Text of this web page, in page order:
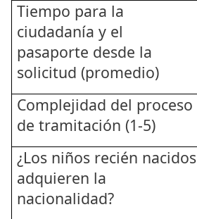
Tiempo para la
ciudadanía y el
pasaporte desde la
solicitud (promedio)
Complejidad del proceso
de tramitación (1-5)
¿Los niños recién nacidos
adquieren la
nacionalidad?